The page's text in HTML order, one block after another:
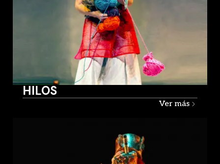
HILOS
Ver más